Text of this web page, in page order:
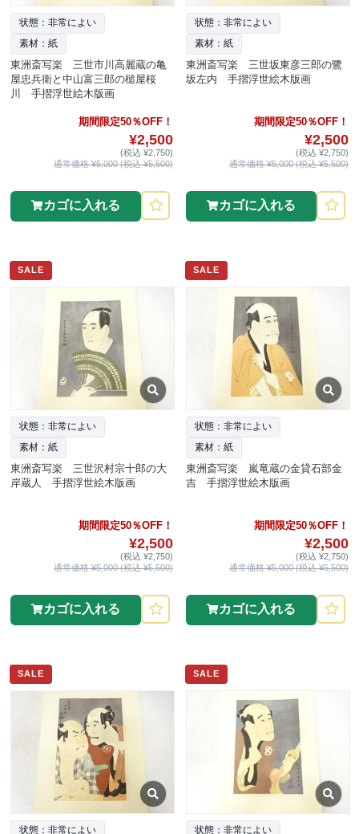
状態：非常によい
素材：紙
東洲斎写楽 三世市川高麗蔵の亀
屋忠兵衛と中山富三郎の槌屋桜
川 手摺浮世絵木版画
期間限定50％OFF！
¥2,500
(税込 ¥2,750)
通常価格 ¥5,000 (税込 ¥5,500)
カゴに入れる
状態：非常によい
素材：紙
東洲斎写楽 三世坂東彦三郎の鷺
坂左内 手摺浮世絵木版画
期間限定50％OFF！
¥2,500
(税込 ¥2,750)
通常価格 ¥5,000 (税込 ¥5,500)
カゴに入れる
SALE
状態：非常によい
素材：紙
東洲斎写楽 三世沢村宗十郎の大
岸蔵人 手摺浮世絵木版画
期間限定50％OFF！
¥2,500
(税込 ¥2,750)
通常価格 ¥5,000 (税込 ¥5,500)
カゴに入れる
SALE
状態：非常によい
素材：紙
東洲斎写楽 嵐竜蔵の金貸石部金
吉 手摺浮世絵木版画
期間限定50％OFF！
¥2,500
(税込 ¥2,750)
通常価格 ¥5,000 (税込 ¥5,500)
カゴに入れる
SALE
状態：非常によい
SALE
状態：非常によい